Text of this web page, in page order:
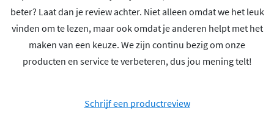
beter? Laat dan je review achter. Niet alleen omdat we het leuk
vinden om te lezen, maar ook omdat je anderen helpt met het
maken van een keuze. We zijn continu bezig om onze
producten en service te verbeteren, dus jou mening telt!
Schrijf een productreview